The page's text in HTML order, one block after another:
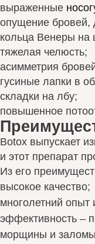
выраженные
опущение бровей,
кольца Венеры на
тяжелая челюсть;
асимметрия
гусиные лапки в
складки на лбу;
повышенное
Botox выпускает
и этот препарат
Из его
высокое качество;
многолетний опыт
эффективность –
морщины и